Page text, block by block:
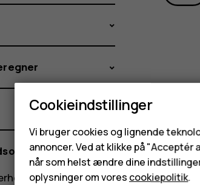
Cookieindstillinger
Vi bruger cookies og lignende
annoncer. Ved at klikke på
når som helst ændre dine
oplysninger om vores cookiepolitik.